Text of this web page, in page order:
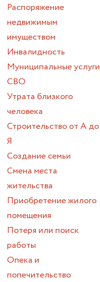
Распоряжение
недвижимым
имуществом
Инвалидность
Муниципальные услуги
СВО
Утрата близкого
человека
Строительство от А до
Я
Создание семьи
Смена места
жительства
Приобретение жилого
помещения
Потеря или поиск
работы
Опека и
попечительство